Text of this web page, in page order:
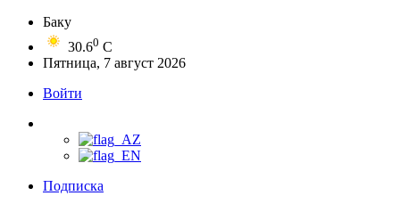
Баку
30.60 C
Пятница, 7 август 2026
Войти
Подписка